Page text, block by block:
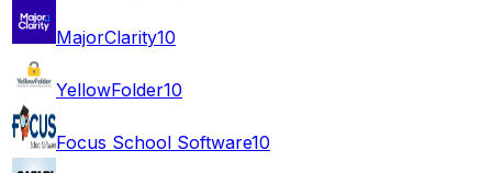
MajorClarity10
YellowFolder10
Focus School Software10